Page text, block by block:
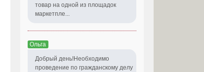
товар на одной из площадок
маркетпле...
Ольга
Добрый день!Необходимо
проведение по гражданскому делу